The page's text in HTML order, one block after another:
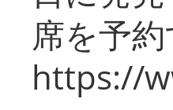
席を予約
https://